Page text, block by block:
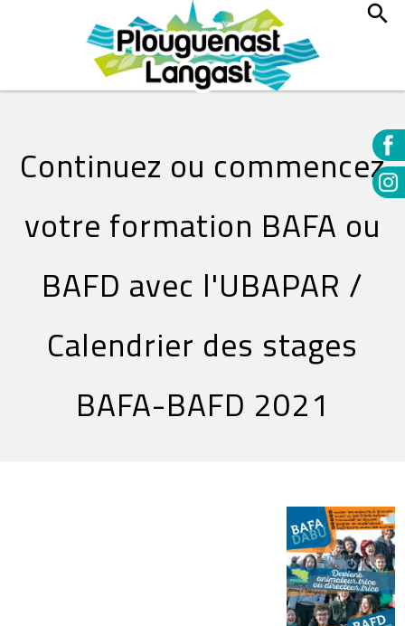
Continuez ou commencez
votre formation BAFA ou
BAFD avec l'UBAPAR /
Calendrier des stages
BAFA-BAFD 2021